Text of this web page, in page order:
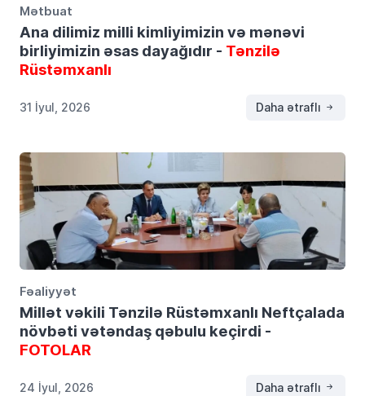
Mətbuat
Ana dilimiz milli kimliyimizin və mənəvi
birliyimizin əsas dayağıdır - Tənzilə
Rüstəmxanlı
31 İyul, 2026 Daha ətraflı
Fəaliyyət
Millət vəkili Tənzilə Rüstəmxanlı Neftçalada
növbəti vətəndaş qəbulu keçirdi -
FOTOLAR
24 İyul, 2026 Daha ətraflı